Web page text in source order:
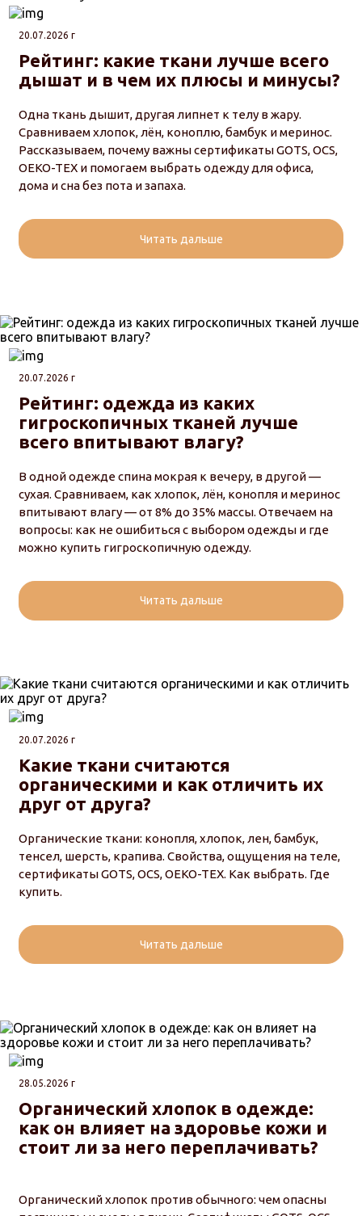
20.07.2026 г
Рейтинг: какие ткани лучше всего
дышат и в чем их плюсы и минусы?
Одна ткань дышит, другая липнет к телу в жару.
Сравниваем хлопок, лён, коноплю, бамбук и меринос.
Рассказываем, почему важны сертификаты GOTS, OCS,
OEKO-TEX и помогаем выбрать одежду для офиса,
дома и сна без пота и запаха.
Читать дальше
20.07.2026 г
Рейтинг: одежда из каких
гигроскопичных тканей лучше
всего впитывают влагу?
В одной одежде спина мокрая к вечеру, в другой —
сухая. Сравниваем, как хлопок, лён, конопля и меринос
впитывают влагу — от 8% до 35% массы. Отвечаем на
вопросы: как не ошибиться с выбором одежды и где
можно купить гигроскопичную одежду.
Читать дальше
20.07.2026 г
Какие ткани считаются
органическими и как отличить их
друг от друга?
Органические ткани: конопля, хлопок, лен, бамбук,
тенсел, шерсть, крапива. Свойства, ощущения на теле,
сертификаты GOTS, OCS, OEKO-TEX. Как выбрать. Где
купить.
Читать дальше
28.05.2026 г
Органический хлопок в одежде:
как он влияет на здоровье кожи и
стоит ли за него переплачивать?
Органический хлопок против обычного: чем опасны